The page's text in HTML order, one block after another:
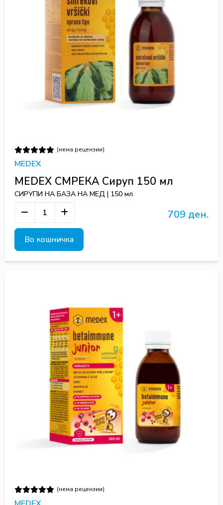
(нема рецензии)
MEDEX
MEDEX СМРЕКА Сируп 150 мл
СИРУПИ НА БАЗА НА МЕД | 150 мл
709 ден.
Во кошничка
(нема рецензии)